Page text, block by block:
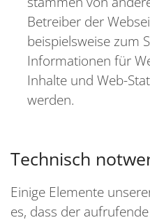
Betreiber der
beispielsweise zum
Informationen für
Inhalte und Web-
werden.
Technisch
Einige Elemente
es, dass der